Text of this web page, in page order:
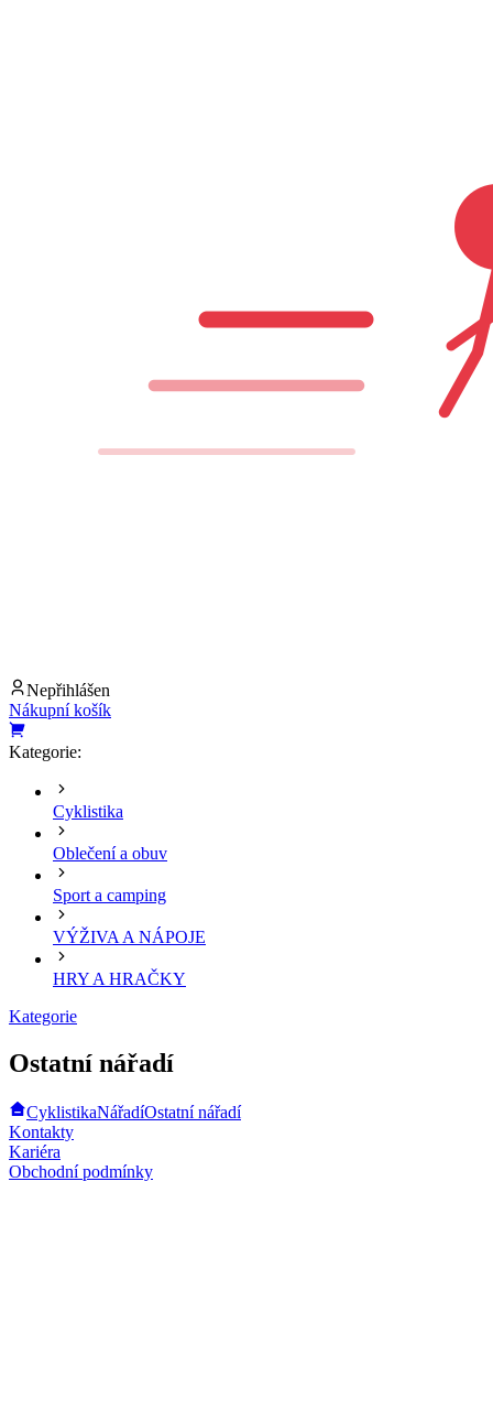
Nepřihlášen
Nákupní košík
Kategorie:
Cyklistika
Oblečení a obuv
Sport a camping
VÝŽIVA A NÁPOJE
HRY A HRAČKY
Kategorie
Ostatní nářadí
CyklistikaNářadíOstatní nářadí
Kontakty
Kariéra
Obchodní podmínky